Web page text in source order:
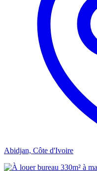
Abidjan, Côte d'Ivoire